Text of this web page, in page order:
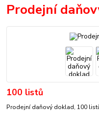
Prodejní
100 listů
Prodejní daňový doklad, 100